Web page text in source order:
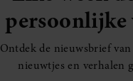
persoonlijke
Ontdek de nieuwsbrief
nieuwtjes en verhalen